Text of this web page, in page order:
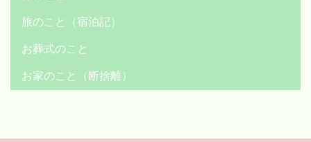
旅のこと（宿泊記）
お葬式のこと
お家のこと（断捨離）